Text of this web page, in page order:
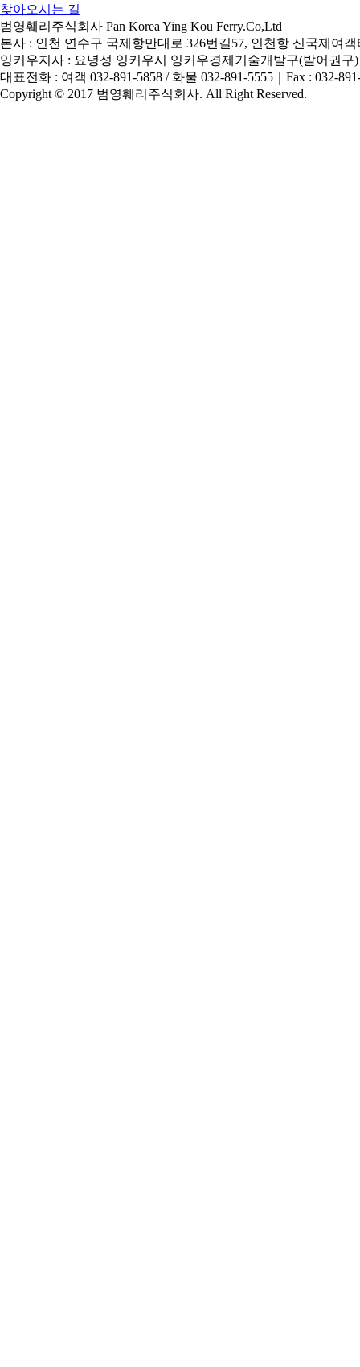
찾아오시는 길
범영훼리주식회사 Pan Korea Ying Kou Ferry.Co,Ltd
본사 : 인천 연수구 국제항만대로 326번길57, 인천항 신국제여
잉커우지사 : 요녕성 잉커우시 잉커우경제기술개발구(발어권
대표전화 : 여객 032-891-5858 / 화물 032-891-5555
Fax : 032-
Copyright © 2017 범영훼리주식회사. All Right Reserved.